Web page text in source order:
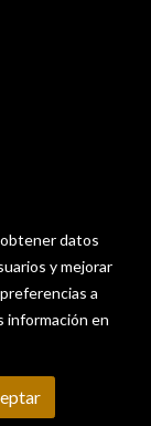
datos
y mejorar
a
información en